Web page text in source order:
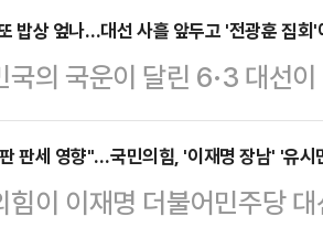
밥상 엎나…대선 사흘 앞두고 '전광훈 집회'
국의 국운이 달린 6·3 대선
엄 발령으로 파면당해 이번
일교회 목사가 주도하는 집
후보 지지 호소 메시지를
판세 영향"…국민의힘, '이재명 장남' '유시
힘이 이재명 더불어민주당